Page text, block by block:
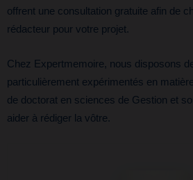
offrent une consultation gratuite afin de
rédacteur pour votre projet.
Chez Expertmemoire, nous disposons
particulièrement expérimentés en
de doctorat en sciences de Gestion et
aider à rédiger la vôtre.